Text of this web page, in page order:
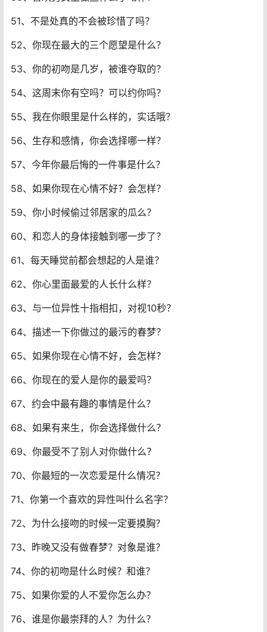
51、不是处真的不会被珍惜了吗？
52、你现在最大的三个愿望是什么？
53、你的初吻是几岁，被谁夺取的？
54、这周末你有空吗？可以约你吗？
55、我在你眼里是什么样的，实话哦？
56、生存和感情，你会选择哪一样？
57、今年你最后悔的一件事是什么？
58、如果你现在心情不好？会怎样？
59、你小时候偷过邻居家的瓜么？
60、和恋人的身体接触到哪一步了？
61、每天睡觉前都会想起的人是谁？
62、你心里面最爱的人长什么样？
63、与一位异性十指相扣，对视10秒？
64、描述一下你做过的最污的春梦？
65、如果你现在心情不好，会怎样？
66、你现在的爱人是你的最爱吗？
67、约会中最有趣的事情是什么？
68、如果有来生，你会选择做什么？
69、你最受不了别人对你做什么？
70、你最短的一次恋爱是什么情况？
71、你第一个喜欢的异性叫什么名字？
72、为什么接吻的时候一定要摸胸？
73、昨晚又没有做春梦？对象是谁？
74、你的初吻是什么时候？和谁？
75、如果你爱的人不爱你怎么办？
76、谁是你最崇拜的人？为什么？